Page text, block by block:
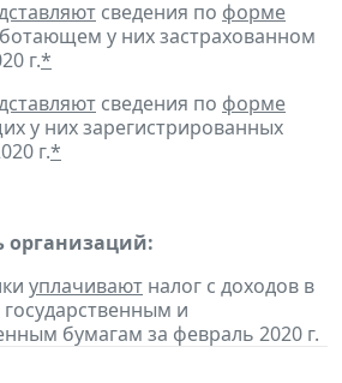
сведения по форме
у них застрахованном
г.*
сведения по форме
у них зарегистрированных
г.*
организаций:
уплачивают налог с доходов в
и
бумагам за февраль 2020 г.